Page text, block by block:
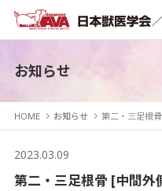
お知らせ
HOME お知らせ 第二・三足根
2023.03.09
第二・三足根骨 [中間外